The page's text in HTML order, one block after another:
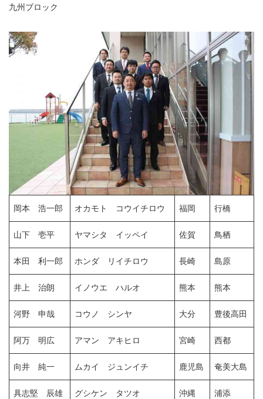
九州ブロック
岡本 浩一郎 オカモト コウイチロウ 福岡 行橋
山下 壱平 ヤマシタ イッペイ 佐賀 鳥栖
本田 利一郎 ホンダ リイチロウ 長崎 島原
井上 治朗 イノウエ ハルオ 熊本 熊本
河野 申哉 コウノ シンヤ 大分 豊後高田
阿万 明広 アマン アキヒロ 宮崎 西都
向井 純一 ムカイ ジュンイチ 鹿児島 奄美大島
具志堅 辰雄 グシケン タツオ 沖縄 浦添